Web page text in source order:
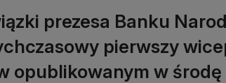
prezesa Banku
pierwszy
opublikowanym w